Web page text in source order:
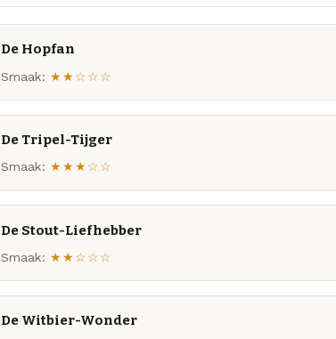
De Hopfan
Smaak: ★★☆☆☆
De Tripel-Tijger
Smaak: ★★★☆☆
De Stout-Liefhebber
Smaak: ★★☆☆☆
De Witbier-Wonder